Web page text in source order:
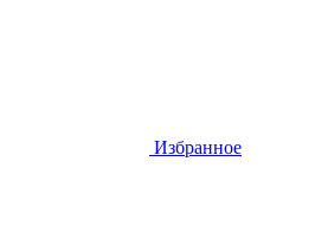
Избранное